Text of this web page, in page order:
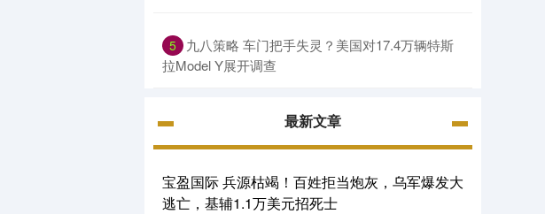
5 九八策略 车门把手失灵？美国对17.4万辆特斯
拉Model Y展开调查
最新文章
宝盈国际 兵源枯竭！百姓拒当炮灰，乌军爆发大
逃亡，基辅1.1万美元招死士